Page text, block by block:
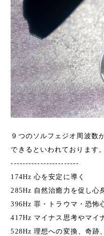
９つのソルフェジオ周波数
できるといわれております。
-----------------------
174Hz 心を安定に導く
285Hz 自然治癒力を促し心
396Hz 罪・トラウマ・恐怖
417Hz マイナス思考やマイ
528Hz 理想への変換、奇跡